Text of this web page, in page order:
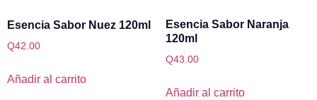
Esencia Sabor Nuez 120ml
Q42.00
Añadir al carrito
Esencia Sabor Naranja
120ml
Q43.00
Añadir al carrito